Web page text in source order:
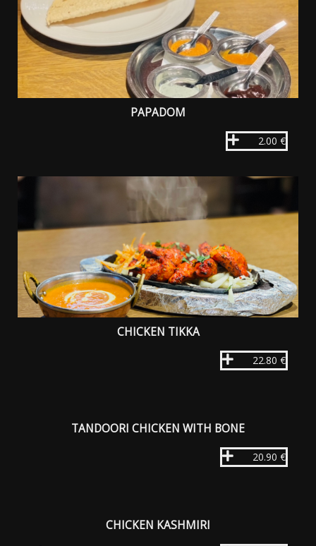
PAPADOM
2.00 €
CHICKEN TIKKA
22.80 €
TANDOORI CHICKEN WITH BONE
20.90 €
CHICKEN KASHMIRI